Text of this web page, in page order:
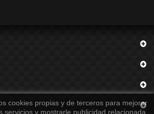
cookies propias y de terceros para mejorar
servicios y mostrarle publicidad relacionada